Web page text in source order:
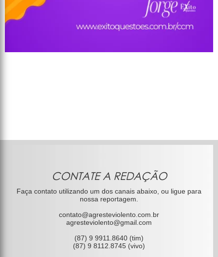
CONTATE A REDAÇÃO
Faça contato utilizando um dos canais abaixo, ou ligue para
nossa reportagem.
contato@agresteviolento.com.br
agresteviolento@gmail.com
(87) 9 9911.8640 (tim)
(87) 9 8112.8745 (vivo)